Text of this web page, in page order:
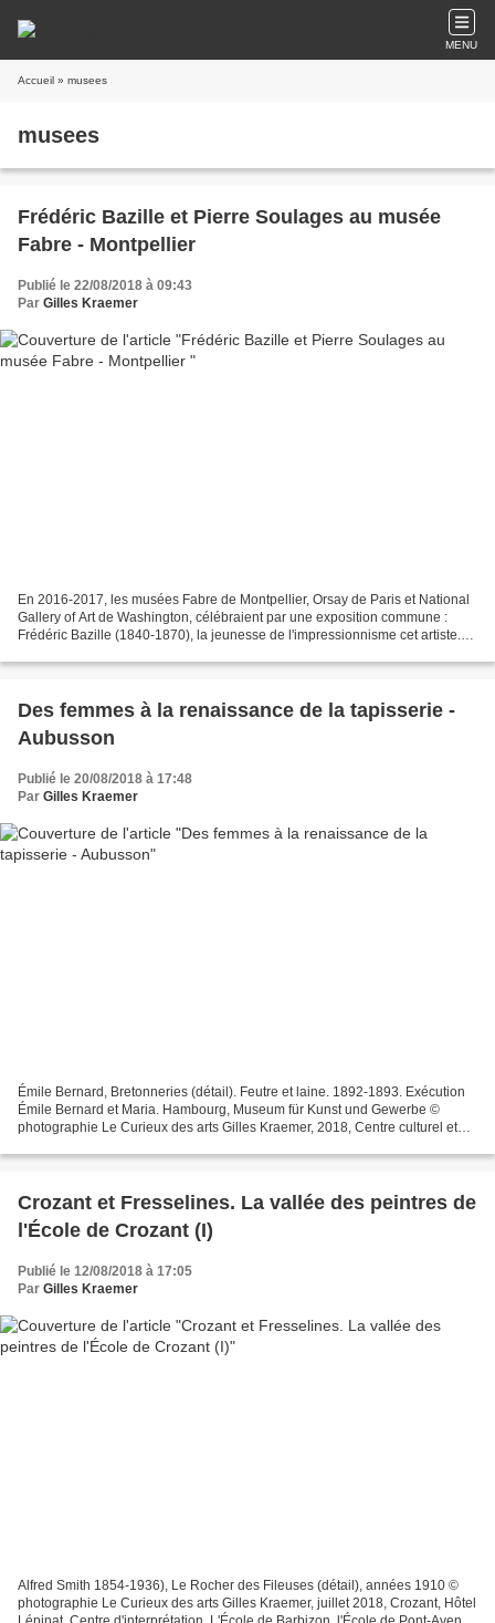
MENU
Accueil » musees
musees
Frédéric Bazille et Pierre Soulages au musée
Fabre - Montpellier
Publié le 22/08/2018 à 09:43
Par Gilles Kraemer
En 2016-2017, les musées Fabre de Montpellier, Orsay de Paris et National
Gallery of Art de Washington, célébraient par une exposition commune :
Frédéric Bazille (1840-1870), la jeunesse de l'impressionnisme cet artiste.
Des femmes à la renaissance de la tapisserie -
Aubusson
Publié le 20/08/2018 à 17:48
Par Gilles Kraemer
Émile Bernard, Bretonneries (détail). Feutre et laine. 1892-1893. Exécution
Émile Bernard et Maria. Hambourg, Museum für Kunst und Gewerbe ©
photographie Le Curieux des arts Gilles Kraemer, 2018, Centre culturel et
Crozant et Fresselines. La vallée des peintres de
l'École de Crozant (I)
Publié le 12/08/2018 à 17:05
Par Gilles Kraemer
Alfred Smith 1854-1936), Le Rocher des Fileuses (détail), années 1910 ©
photographie Le Curieux des arts Gilles Kraemer, juillet 2018, Crozant, Hôtel